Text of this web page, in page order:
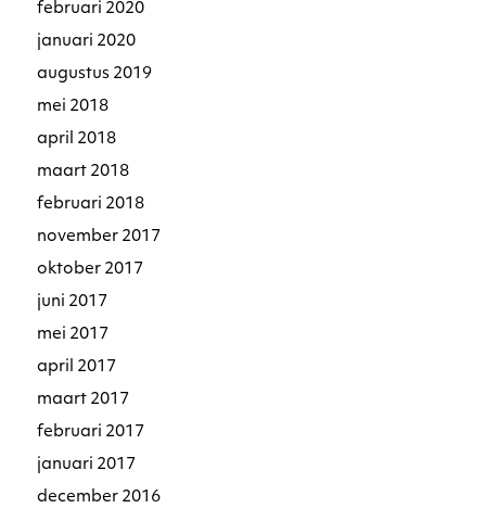
februari 2020
januari 2020
augustus 2019
mei 2018
april 2018
maart 2018
februari 2018
november 2017
oktober 2017
juni 2017
mei 2017
april 2017
maart 2017
februari 2017
januari 2017
december 2016